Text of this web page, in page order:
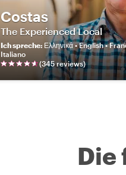
Costas
The Experienced Local
Ich spreche: Ελληνικά • English •
Italiano
(345reviews)
Die